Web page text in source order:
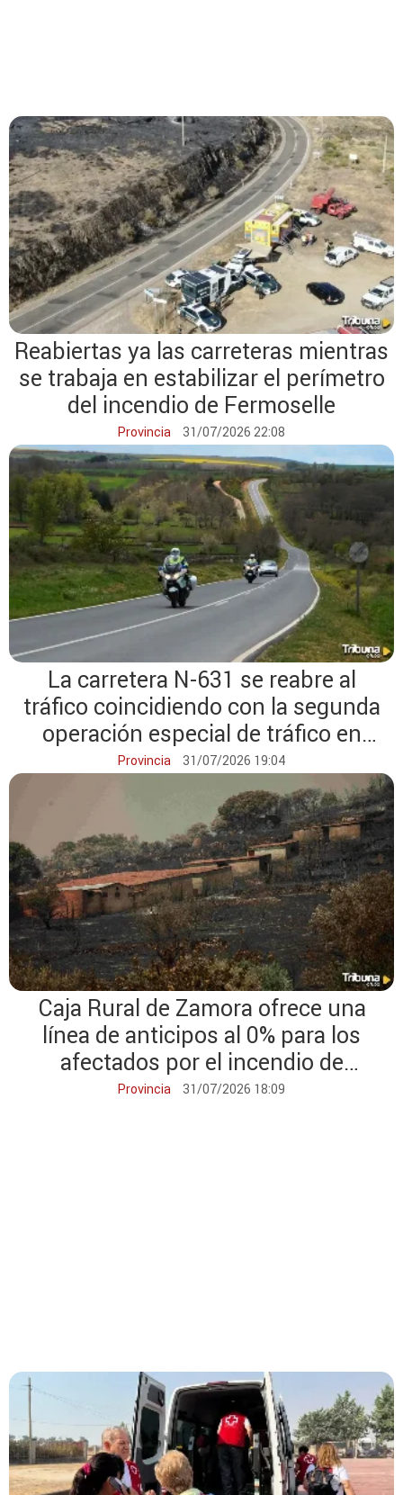
Reabiertas ya las carreteras mientras
se trabaja en estabilizar el perímetro
del incendio de Fermoselle
Provincia 31/07/2026 22:08
La carretera N-631 se reabre al
tráfico coincidiendo con la segunda
operación especial de tráfico en
verano
Provincia 31/07/2026 19:04
Caja Rural de Zamora ofrece una
línea de anticipos al 0% para los
afectados por el incendio de
Fermoselle
Provincia 31/07/2026 18:09